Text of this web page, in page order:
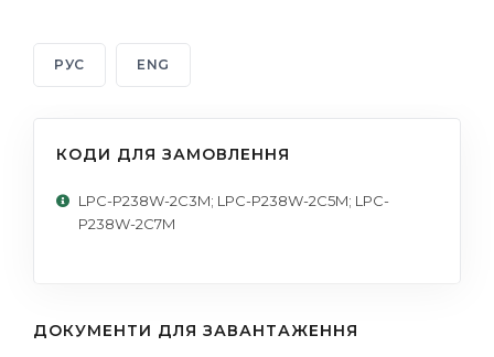
РУС ENG
КОДИ ДЛЯ ЗАМОВЛЕННЯ
LPC-P238W-2C3M; LPC-P238W-2C5M; LPC-
P238W-2C7M
ДОКУМЕНТИ ДЛЯ ЗАВАНТАЖЕННЯ